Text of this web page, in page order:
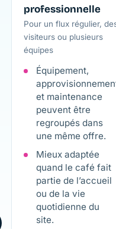
professionnelle
Pour un flux régulier,
visiteurs ou plusieurs
équipes
Équipement,
et maintenance
peuvent être
regroupés dans
une même offre.
Mieux adaptée
quand le café fait
partie de l’accueil
ou de la vie
quotidienne du
site.